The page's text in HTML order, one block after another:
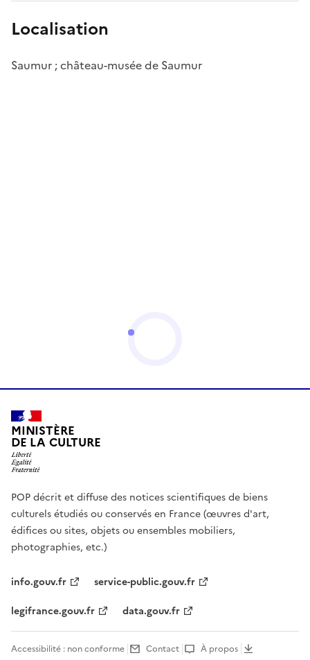
Localisation
Saumur ; château-musée de Saumur
MINISTÈRE
DE LA CULTURE
POP décrit et diffuse des notices scientifiques de biens
culturels étudiés ou conservés en France (œuvres d'art,
édifices ou sites, objets ou ensembles mobiliers,
photographies, etc.)
info.gouv.fr
service-public.gouv.fr
legifrance.gouv.fr
data.gouv.fr
Accessibilité : non conforme Contact À propos